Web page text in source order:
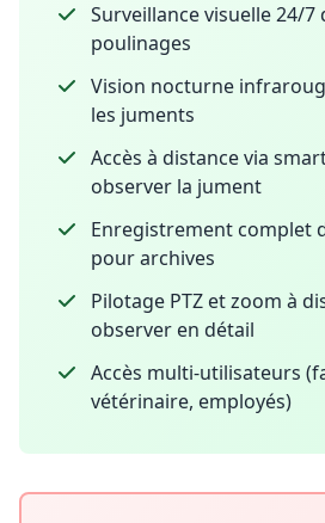
Surveillance visuelle 24/7
poulinages
Vision nocturne
les juments
Accès à distance via
observer la jument
Enregistrement complet
pour archives
Pilotage PTZ et zoom à
observer en détail
Accès multi-utilisateurs
vétérinaire, employés)